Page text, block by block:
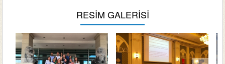
RESİM GALERİSİ